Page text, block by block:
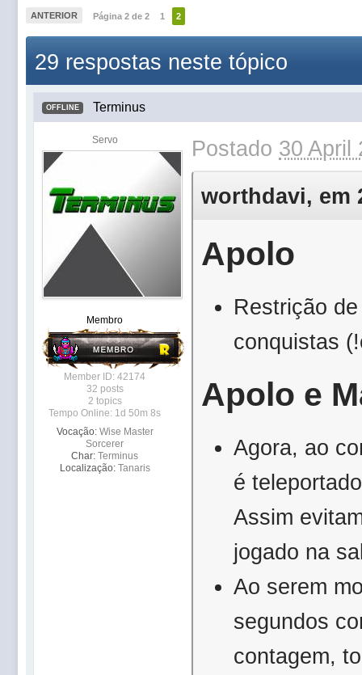
ANTERIOR Página 2 de 2 1 2
29 respostas neste tópico
OFFLINE Terminus
Servo
Membro
Member ID: 42174
32 posts
2 topics
Tempo Online: 1d 50m 8s
Vocação: Wise Master
Sorcerer
Char: Terminus
Localização: Tanaris
Postado 30 April
worthdavi, em
Apolo
Restrição
conquistas
Apolo e
Agora, ao
é
Assim
jogado na
Ao serem
segundos
contagem,